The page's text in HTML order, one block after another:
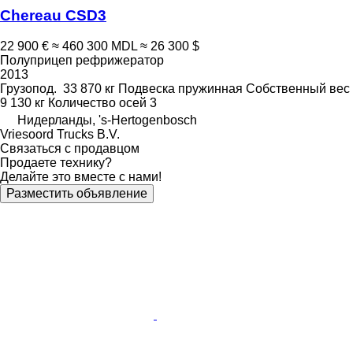
Chereau CSD3
22 900 € ≈ 460 300 MDL ≈ 26 300 $
Полуприцеп рефрижератор
2013
Грузопод. 33 870 кг Подвеска пружинная Собственный вес
9 130 кг Количество осей 3
Нидерланды, 's-Hertogenbosch
Vriesoord Trucks B.V.
Связаться с продавцом
Продаете технику?
Делайте это вместе с нами!
Разместить объявление